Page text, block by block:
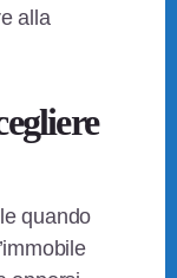
alla
quando